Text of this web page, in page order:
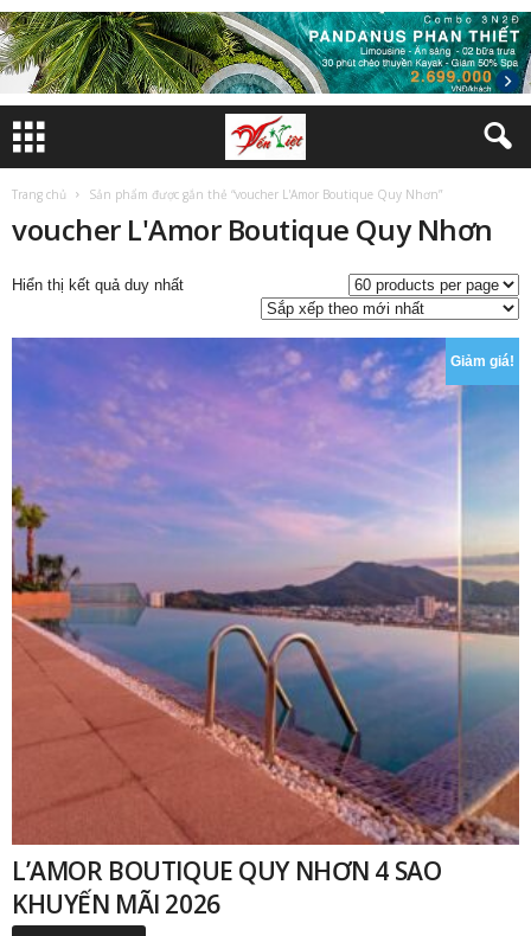
Trang chủ Sản phẩm được gắn thẻ “voucher L'Amor Boutique Quy Nhơn”
voucher L'Amor Boutique Quy Nhơn
Hiển thị kết quả duy nhất
Giảm giá!
L’AMOR BOUTIQUE QUY NHƠN 4 SAO
KHUYẾN MÃI 2026